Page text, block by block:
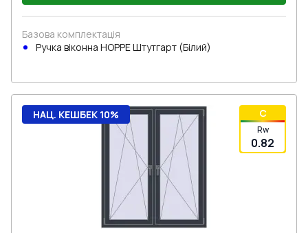
Базова комплектація
Ручка віконна HOPPE Штутгарт (Білий)
C
Rw
0.82
НАЦ. КЕШБЕК 10%